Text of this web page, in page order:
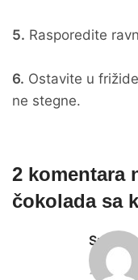
5. Rasporedite
6. Ostavite u
ne stegne.
2 komentara
čokolada sa
28.